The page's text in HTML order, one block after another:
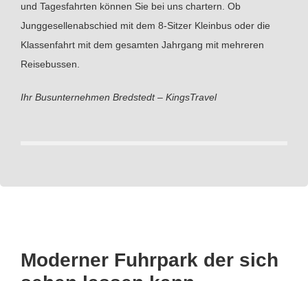
und Tagesfahrten können Sie bei uns chartern. Ob
Junggesellenabschied mit dem 8-Sitzer Kleinbus oder die
Klassenfahrt mit dem gesamten Jahrgang mit mehreren
Reisebussen.
Ihr Busunternehmen Bredstedt – KingsTravel
Moderner Fuhrpark der sich